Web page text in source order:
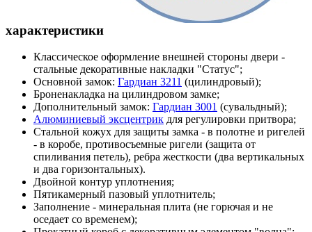
характеристики
Классическое оформление внешней стороны двери -
стальные декоративные накладки "Статус";
Основной замок: Гардиан 3211 (цилиндровый);
Броненакладка на цилиндровом замке;
Дополнительный замок: Гардиан 3001 (сувальдный);
Алюминиевый эксцентрик для регулировки притвора;
Стальной кожух для защиты замка - в полотне и ригелей
- в коробе, противосъемные ригели (защита от
спиливания петель), ребра жесткости (два вертикальных
и два горизонтальных).
Двойной контур уплотнения;
Пятикамерный пазовый уплотнитель;
Заполнение - минеральная плита (не горючая и не
оседает со временем);